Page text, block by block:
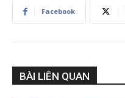
Facebook
BÀI LIÊN QUAN